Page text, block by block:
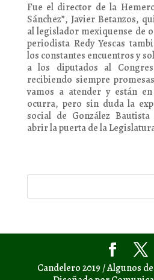
Fue el director de la
Sánchez”, Javier Betanzos,
al legislador mexiquense de
periodista Redy Yescas
los constantes encuentros y
a los diputados al
recibiendo siempre
vamos a atender y están
ocurra, pero sin duda la
social de González
abrir la puerta de la
Candelero 2019 / Algunos